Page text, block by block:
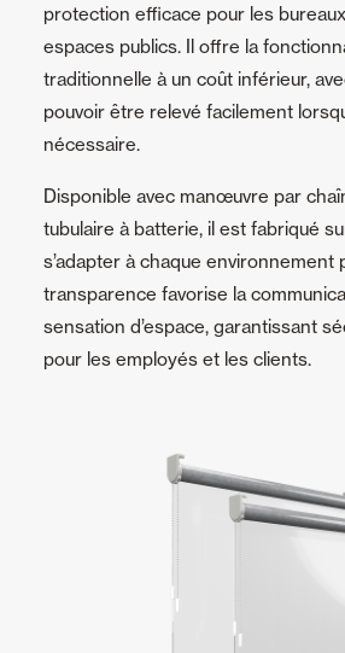
protection efficace pour les
espaces publics. Il offre la
traditionnelle à un coût inférieur,
pouvoir être relevé facilement
nécessaire.
Disponible avec manœuvre par
tubulaire à batterie, il est fabriqué
s’adapter à chaque environnement
transparence favorise la
sensation d’espace, garantissant
pour les employés et les clients.